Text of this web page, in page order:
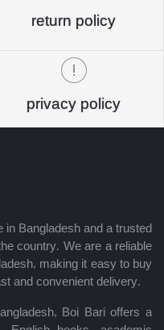
return policy
privacy policy
in Bangladesh and a trusted
country. We are a reliable
making it easy to buy
and convenient delivery.
Boi Bari offers a